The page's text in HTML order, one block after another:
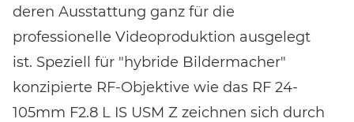
Noch keinen Event-Code? Jetztfür einen Workshop
entscheiden und Zugang zu exklusiven Inhalten und
Bewertungen erhalten.
deren Ausstattung ganz für die
professionelle Videoproduktion ausgelegt
ist. Speziell für "hybride Bildermacher"
konzipierte RF-Objektive wie das RF 24-
105mm F2.8 L IS USM Z zeichnen sich durch